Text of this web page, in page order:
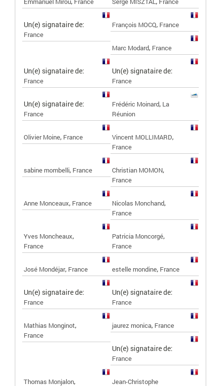
Un(e) signataire de:
France
François MOCQ, France
Marc Modard, France
Un(e) signataire de:
France
Un(e) signataire de:
France
Un(e) signataire de:
France
Frédéric Moinard, La
Réunion
Olivier Moine, France Vincent MOLLIMARD,
France
sabine mombelli, France Christian MOMON,
France
Anne Monceaux, France Nicolas Monchand,
France
Yves Moncheaux,
France
Patricia Moncorgé,
France
José Mondéjar, France estelle mondine, France
Un(e) signataire de:
France
Un(e) signataire de:
France
Mathias Monginot,
France
jaurez monica, France
Un(e) signataire de:
France
Thomas Monjalon, Jean-Christophe